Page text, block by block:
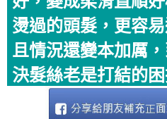
燙過的頭髮，更容
且情況還變本加厲
決髮絲老是打結的困